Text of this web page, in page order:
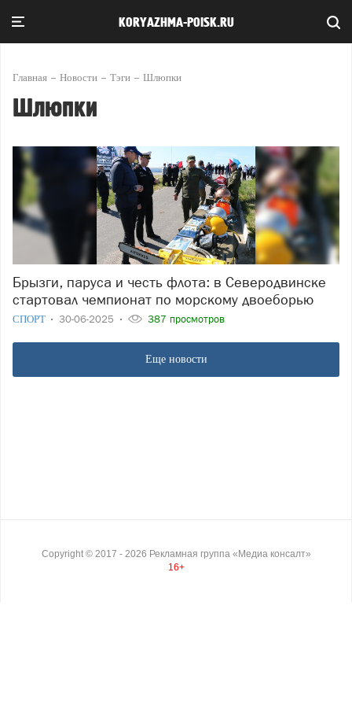
KORYAZHMA-POISK.RU
Главная Новости Тэги Шлюпки
Шлюпки
Брызги, паруса и честь флота: в Северодвинске
стартовал чемпионат по морскому двоеборью
СПОРТ 30-06-2025 387 просмотров
Еще новости
Copyright © 2017 - 2026 Рекламная группа «Медиа консалт»
16+